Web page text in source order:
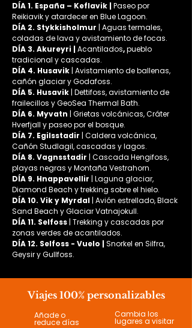
DÍA 1. España – Keflavik | Paseo por
Reikiavik y atardecer en Blue Lagoon.
DÍA 2. Stykkisholmur | Aguas termales,
coladas de lava y avistamiento de focas.
DÍA 3. Akureyri | Acantilados, pueblo
tradicional y cascadas.
DÍA 4. Husavik | Avistamiento de ballenas,
cañón glaciar y Godafoss.
DÍA 5. Husavik | Dettifoss, avistamiento de
frailecillos y GeoSea Thermal Bath.
DÍA 6. Myvatn | Grietas volcánicas, Cráter
Hverfjall y paseo por el bosque.
DÍA 7. Egilsstadir | Caldera volcánica,
Cañón Studlagil, cascadas y lagos.
DÍA 8. Vagnsstadir | Cascada Hengifoss,
playas negras y Montaña Vestrahorn.
DÍA 9. Hnappavellir | Laguna glaciar,
Diamond Beach y trekking sobre el hielo.
DÍA 10. Vik y Myrdal | Avión estrellado, Black
Sand Beach y Glaciar Vatnajokull.
DÍA 11. Selfoss | Trekking y cascadas por
zonas verdes de acantilados.
DÍA 12. Selfoss - Vuelo | Snorkel en Silfra,
Geysir y Gullfoss.
Viajes 100% personalizables
Añade o
reduce días
Cambia los
lugares a visitar